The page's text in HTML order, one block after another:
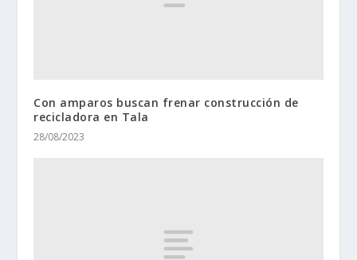
Con amparos buscan frenar construcción de
recicladora en Tala
28/08/2023